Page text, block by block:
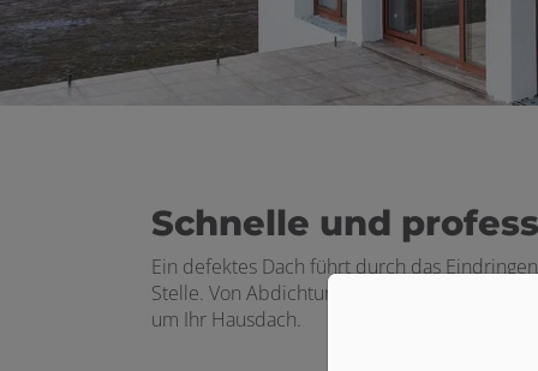
Schnelle und
Ein defektes Dach führt durch das
Stelle. Von Abdichtungsarbeiten über den
um Ihr Hausdach.